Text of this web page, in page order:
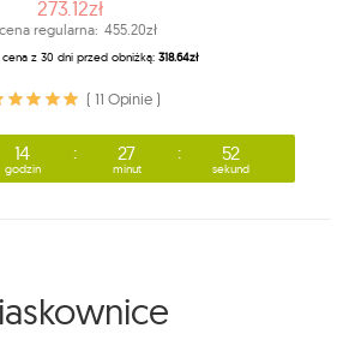
273.12zł
cena regularna: 455.20zł
cena z 30 dni przed obniżką: 318.64zł
( 11 Opinie )
14
godzin
27
minut
51
sekund